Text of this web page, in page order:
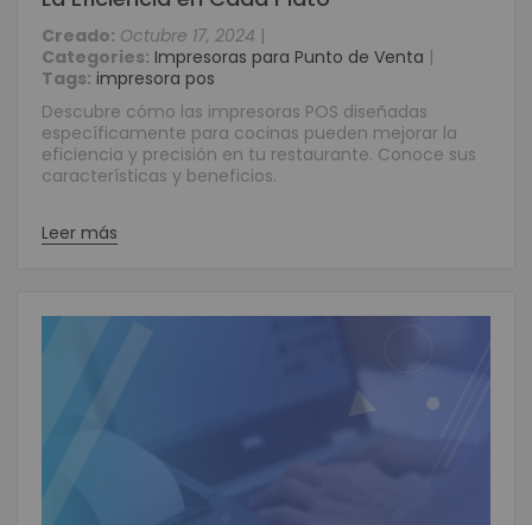
Creado: Octubre 17, 2024 |
Categories: Impresoras para Punto de Venta |
Tags: impresora pos
Descubre cómo las impresoras POS diseñadas
específicamente para cocinas pueden mejorar la
eficiencia y precisión en tu restaurante. Conoce sus
características y beneficios.
Leer más